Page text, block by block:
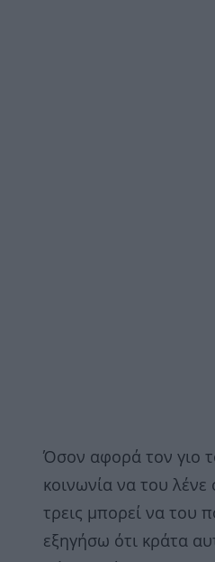
Όσον αφορά τον γιο
κοινωνία να του
τρεις μπορεί να του
εξηγήσω ότι κράτα